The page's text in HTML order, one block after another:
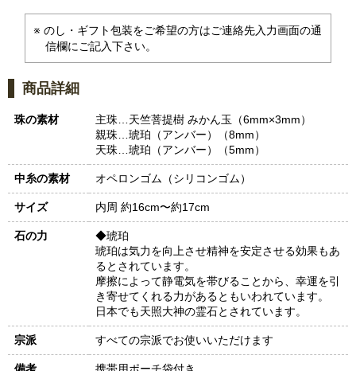
のし・ギフト包装をご希望の方はご連絡先入力画面の通
信欄にご記入下さい。
商品詳細
珠の素材
主珠…天竺菩提樹 みかん玉（6mm×3mm）
親珠…琥珀（アンバー）（8mm）
天珠…琥珀（アンバー）（5mm）
中糸の素材 オペロンゴム（シリコンゴム）
サイズ 内周 約16cm〜約17cm
石の力
◆琥珀
琥珀は気力を向上させ精神を安定させる効果もあ
るとされています。
摩擦によって静電気を帯びることから、幸運を引
き寄せてくれる力があるともいわれています。
日本でも天照大神の霊石とされています。
宗派 すべての宗派でお使いいただけます